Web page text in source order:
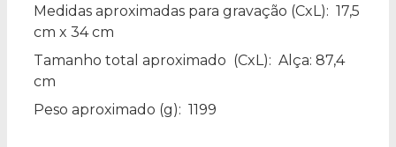
Medidas aproximadas para gravação (CxL): 17,5
cm x 34 cm
Tamanho total aproximado (CxL): Alça: 87,4
cm
Peso aproximado (g): 1199